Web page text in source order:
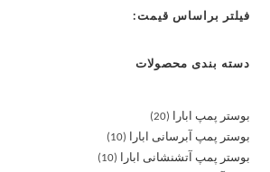
فیلتر براساس قیمت:
دسته بندی محصولات
بوستر پمپ ابارا
20
بوستر پمپ آبرسانی ابارا
10
بوستر پمپ آتشنشانی ابارا
10